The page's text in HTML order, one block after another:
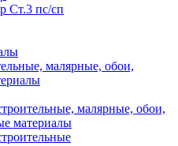
Ст.3 пс/сп
малярные, обои,
малярные, обои,
материалы